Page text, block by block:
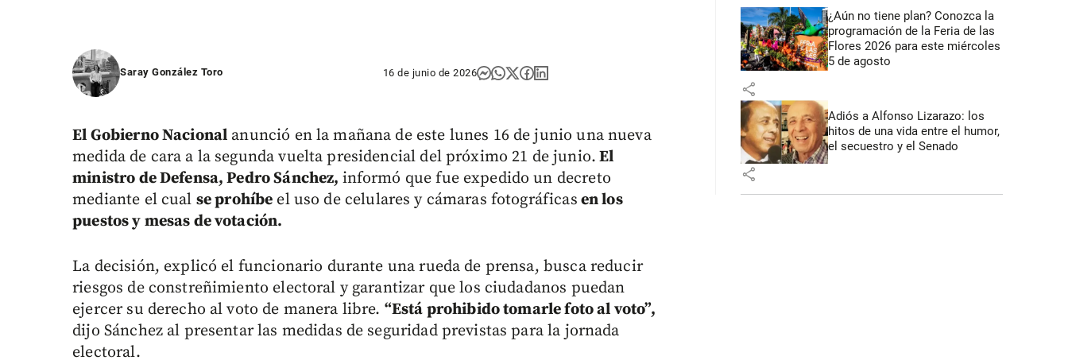
Saray González Toro 16 de junio de 2026
El Gobierno Nacional anunció en la mañana de este lunes 16 de junio una nueva
medida de cara a la segunda vuelta presidencial del próximo 21 de junio. El
ministro de Defensa, Pedro Sánchez, informó que fue expedido un decreto
mediante el cual se prohíbe el uso de celulares y cámaras fotográficas en los
puestos y mesas de votación.
La decisión, explicó el funcionario durante una rueda de prensa, busca reducir
riesgos de constreñimiento electoral y garantizar que los ciudadanos puedan
ejercer su derecho al voto de manera libre. “Está prohibido tomarle foto al voto”,
dijo Sánchez al presentar las medidas de seguridad previstas para la jornada
electoral.
¿Aún no tiene plan? Conozca la
programación de la Feria de las
Flores 2026 para este miércoles
5 de agosto
share
Adiós a Alfonso Lizarazo: los
hitos de una vida entre el humor,
el secuestro y el Senado
share